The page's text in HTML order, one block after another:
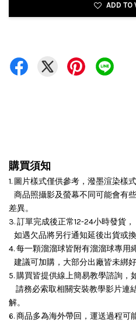
ADD TO
購買須知
1. 圖片樣式僅供參考，潑墨渲染樣
商品照攝影及螢幕不同可能會有
差異。
3. 訂單完成後正常12-24小時發貨，
如遇欠品將另行通知延後出貨或換
4. 每一顆溜溜球皆附有溜溜球專用
建議可加購，大部分出廠皆未綁好
5. 購買皆提供線上簡易教學諮詢，
請務必索取相關安裝教學影片連
解。
6. 商品多為海外帶回，運送過程可